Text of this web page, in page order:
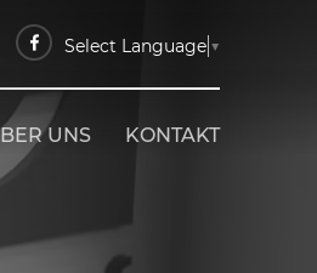
Select Language ▼
UNS KONTAKT